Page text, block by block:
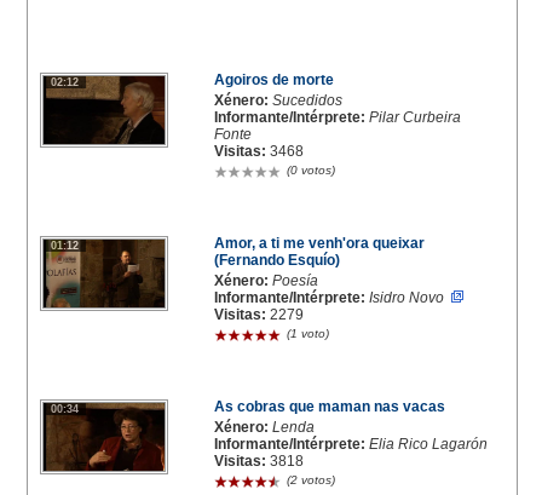
02:12
Agoiros de morte
Xénero: Sucedidos
Informante/Intérprete: Pilar Curbeira
Fonte
Visitas: 3468
(0 votos)
01:12
Amor, a ti me venh'ora queixar
(Fernando Esquío)
Xénero: Poesía
Informante/Intérprete: Isidro Novo
Visitas: 2279
(1 voto)
00:34
As cobras que maman nas vacas
Xénero: Lenda
Informante/Intérprete: Elia Rico Lagarón
Visitas: 3818
(2 votos)